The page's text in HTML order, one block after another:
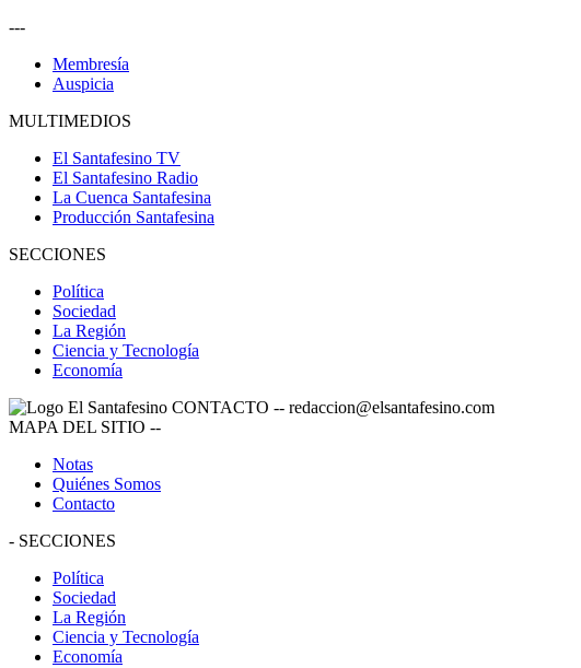
---
Membresía
Auspicia
MULTIMEDIOS
El Santafesino TV
El Santafesino Radio
La Cuenca Santafesina
Producción Santafesina
SECCIONES
Política
Sociedad
La Región
Ciencia y Tecnología
Economía
CONTACTO -- redaccion@elsantafesino.com
MAPA DEL SITIO --
Notas
Quiénes Somos
Contacto
- SECCIONES
Política
Sociedad
La Región
Ciencia y Tecnología
Economía